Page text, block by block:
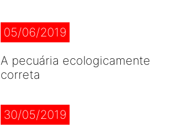
05/06/2019
A pecuária ecologicamente
correta
30/05/2019